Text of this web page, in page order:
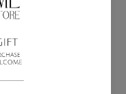
CRÉDITO UTILIZADA
SI SOLO SE
LOS